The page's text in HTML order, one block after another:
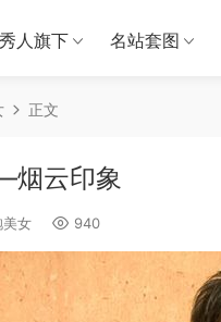
秀人旗下 名站套图
正文
烟云印象
美女 940